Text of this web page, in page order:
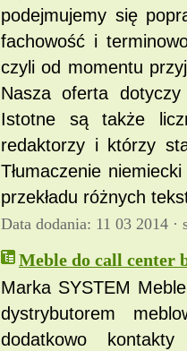
podejmujemy się
fachowość i
czyli od momentu
Nasza oferta
Istotne są także
redaktorzy i którzy
Tłumaczenie
przekładu różnych
Data dodania: 11 03 2014 ·
Meble do call center
Marka SYSTEM
dystrybutorem
dodatkowo